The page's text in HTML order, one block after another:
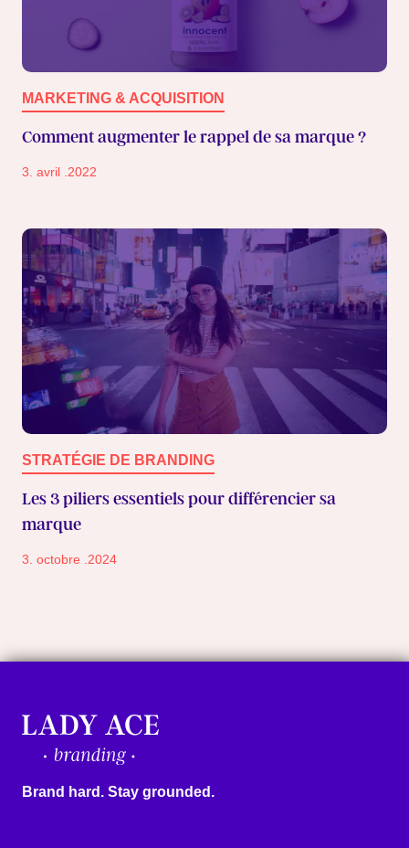
MARKETING & ACQUISITION
Comment augmenter le rappel de sa marque ?
3. avril .2022
STRATÉGIE DE BRANDING
Les 3 piliers essentiels pour différencier sa
marque
3. octobre .2024
Brand hard. Stay grounded.